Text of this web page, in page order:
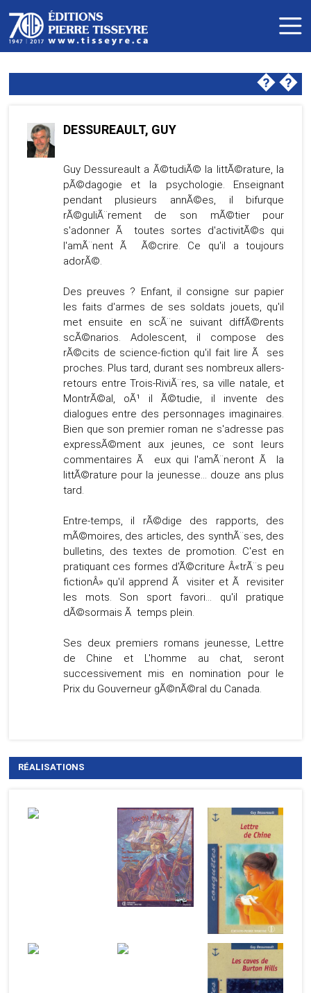
��
DESSUREAULT, GUY
Guy Dessureault a Ã©tudiÃ© la littÃ©rature, la
pÃ©dagogie et la psychologie. Enseignant
pendant plusieurs annÃ©es, il bifurque
rÃ©guliÃ¨rement de son mÃ©tier pour
s'adonner Ã toutes sortes d'activitÃ©s qui
l'amÃ¨nent Ã Ã©crire. Ce qu'il a toujours
adorÃ©.
Des preuves ? Enfant, il consigne sur papier
les faits d'armes de ses soldats jouets, qu'il
met ensuite en scÃ¨ne suivant diffÃ©rents
scÃ©narios. Adolescent, il compose des
rÃ©cits de science-fiction qu'il fait lire Ã ses
proches. Plus tard, durant ses nombreux allers-
retours entre Trois-RiviÃ¨res, sa ville natale, et
MontrÃ©al, oÃ¹ il Ã©tudie, il invente des
dialogues entre des personnages imaginaires.
Bien que son premier roman ne s'adresse pas
expressÃ©ment aux jeunes, ce sont leurs
commentaires Ã eux qui l'amÃ¨neront Ã la
littÃ©rature pour la jeunesse... douze ans plus
tard.
Entre-temps, il rÃ©dige des rapports, des
mÃ©moires, des articles, des synthÃ¨ses, des
bulletins, des textes de promotion. C'est en
pratiquant ces formes d'Ã©criture Â«trÃ¨s peu
fictionÂ» qu'il apprend Ã visiter et Ã revisiter
les mots. Son sport favori... qu'il pratique
dÃ©sormais Ã temps plein.
Ses deux premiers romans jeunesse, Lettre
de Chine et L'homme au chat, seront
successivement mis en nomination pour le
Prix du Gouverneur gÃ©nÃ©ral du Canada.
RÉALISATIONS